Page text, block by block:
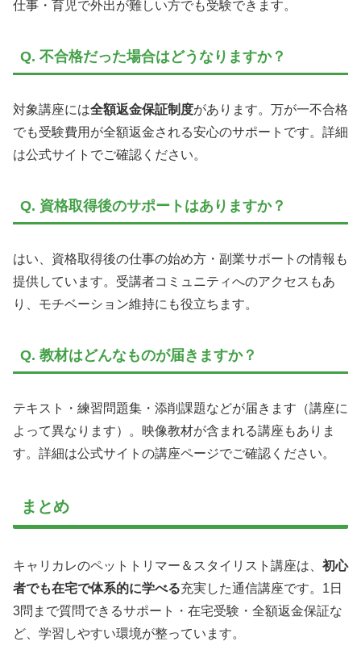
仕事・育児で外出が難しい方でも受験できます。
Q. 不合格だった場合はどうなりますか？
対象講座には全額返金保証制度があります。万が一不合格
でも受験費用が全額返金される安心のサポートです。詳細
は公式サイトでご確認ください。
Q. 資格取得後のサポートはありますか？
はい、資格取得後の仕事の始め方・副業サポートの情報も
提供しています。受講者コミュニティへのアクセスもあ
り、モチベーション維持にも役立ちます。
Q. 教材はどんなものが届きますか？
テキスト・練習問題集・添削課題などが届きます（講座に
よって異なります）。映像教材が含まれる講座もありま
す。詳細は公式サイトの講座ページでご確認ください。
まとめ
キャリカレのペットトリマー＆スタイリスト講座は、 初心
者でも在宅で体系的に学べる充実した通信講座です。1日
3問まで質問できるサポート・在宅受験・全額返金保証な
ど、学習しやすい環境が整っています。